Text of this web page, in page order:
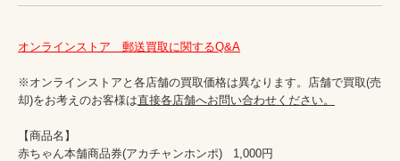
オンラインストア　郵送買取に関するQ&A
※オンラインストアと各店舗の買取価格は異なります。店舗で買取(売
却)をお考えのお客様は直接各店舗へお問い合わせください。
【商品名】
赤ちゃん本舗商品券(アカチャンホンポ)   1,000円